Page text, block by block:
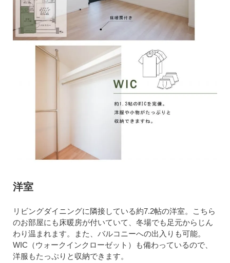
洋室
リビングダイニングに隣接している約7.2帖の洋室。こちら
のお部屋にも床暖房が付いていて、冬場でも足元からじん
わり温まれます。また、バルコニーへの出入りも可能。
WIC（ウォークインクローゼット）も備わっているので、
洋服もたっぷりと収納できます。